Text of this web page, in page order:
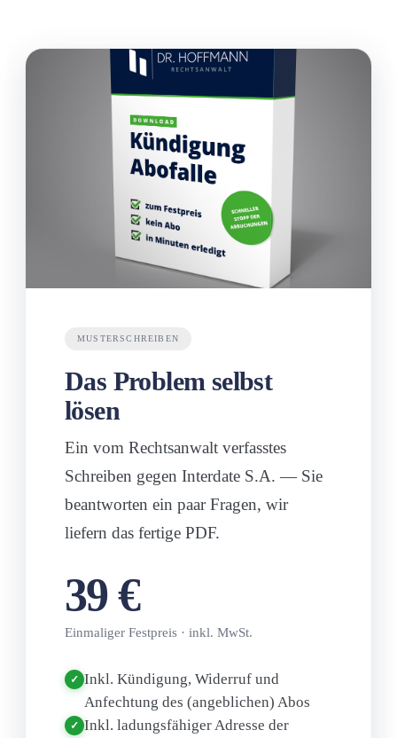
MUSTERSCHREIBEN
Das Problem selbst
lösen
Ein vom Rechtsanwalt verfasstes
Schreiben gegen Interdate S.A. — Sie
beantworten ein paar Fragen, wir
liefern das fertige PDF.
39 €
Einmaliger Festpreis · inkl. MwSt.
✓ Inkl. Kündigung, Widerruf und
Anfechtung des (angeblichen) Abos
✓ Inkl. ladungsfähiger Adresse der